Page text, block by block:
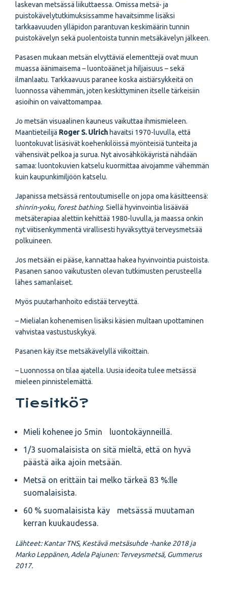
laskevan metsässä liikuttaessa. Omissa metsä- ja
puistokävelytutkimuksissamme havaitsimme lisäksi
tarkkaavuuden ylläpidon parantuvan keskimäärin tunnin
puistokävelyn sekä puolentoista tunnin metsäkävelyn jälkeen.
Pasasen mukaan metsän elvyttäviä elementtejä ovat muun
muassa äänimaisema – luontoäänet ja hiljaisuus – sekä
ilmanlaatu. Tarkkaavuus paranee koska aistiärsykkeitä on
luonnossa vähemmän, joten keskittyminen itselle tärkeisiin
asioihin on vaivattomampaa.
Jo metsän visuaalinen kauneus vaikuttaa ihmismieleen.
Maantieteilijä Roger S. Ulrich havaitsi 1970-luvulla, että
luontokuvat lisäsivät koehenkilöissä myönteisiä tunteita ja
vähensivät pelkoa ja surua. Nyt aivosähkökäyristä nähdään
samaa: luontokuvien katselu kuormittaa aivojamme vähemmän
kuin kaupunkimiljöön katselu.
Japanissa metsässä rentoutumiselle on jopa oma käsitteensä:
shinrin-yoku, forest bathing. Siellä hyvinvointia lisäävää
metsäterapiaa alettiin kehittää 1980-luvulla, ja maassa onkin
nyt viitisenkymmentä virallisesti hyväksyttyä terveysmetsää
polkuineen.
Jos metsään ei pääse, kannattaa hakea hyvinvointia puistoista.
Pasanen sanoo vaikutusten olevan tutkimusten perusteella
lähes samanlaiset.
Myös puutarhanhoito edistää terveyttä.
– Mielialan kohenemisen lisäksi käsien multaan upottaminen
vahvistaa vastustuskykyä.
Pasanen käy itse metsäkävelyllä viikoittain.
– Luonnossa on tilaa ajatella. Uusia ideoita tulee metsässä
mieleen pinnistelemättä.
Tiesitkö?
Mieli kohenee jo 5min luonto­käynneillä.
1/3 suomalaisista on sitä mieltä, että on hyvä
päästä aika ajoin metsään.
Metsä on erittäin tai melko tärkeä 83 %:lle
suomalaisista.
60 % suomalaisista käy metsässä muutaman
kerran kuukaudessa.
Lähteet: Kantar TNS, Kestävä metsäsuhde -hanke 2018 ja
Marko Leppänen, Adela Pajunen: Terveysmetsä, Gummerus
2017.